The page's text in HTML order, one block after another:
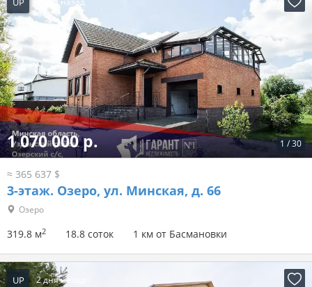
1 /30
1 070 000 р.
≈ 365 637 $
3-этаж. Озеро, ул. Минская, д. 66
Озеро
319.8 м2 18.8 соток 1 км от Басмановки
UP 2 дня назад